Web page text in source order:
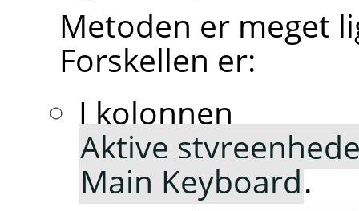
Metoden er meget
Forskellen er:
I kolonnen
Aktive
Main Keyboard.